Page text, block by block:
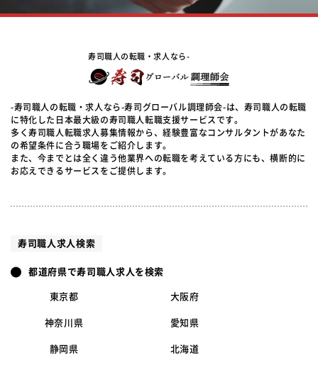
寿司職人の転職・求人なら-
-寿司職人の転職・求人なら-寿司グローバル調理師会-は、寿司職人の転職
に特化した日本最大級の寿司職人転職支援サービスです。
多く寿司職人転職求人募集情報から、経験豊富なコンサルタントがあなた
の希望条件に合う職場をご紹介します。
また、今までとは全く違う他業界への転職を考えている方にも、横断的に
お応えできるサービスをご提供します。
寿司職人求人検索
都道府県で寿司職人求人を検索
東京都 大阪府
神奈川県 愛知県
静岡県 北海道